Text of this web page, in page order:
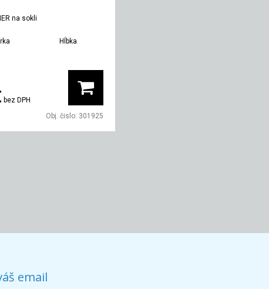
na sokli
Hĺbka
bez DPH
Obj. čislo: 301925
email